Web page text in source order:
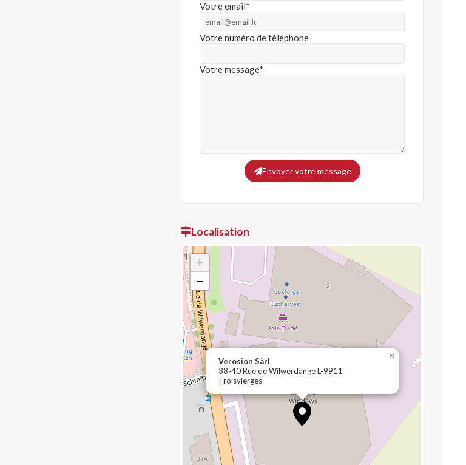
Votre email*
Votre numéro de téléphone
Votre message*
Envoyer votre message
Localisation
Verosion Sàrl
38-40 Rue de Wilwerdange L-9911
Troisvierges
×
+
−